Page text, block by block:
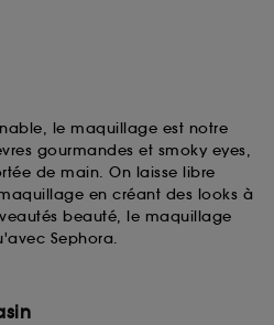
le maquillage est notre
gourmandes et smoky eyes,
de main. On laisse libre
en créant des looks à
beauté, le maquillage
Sephora.